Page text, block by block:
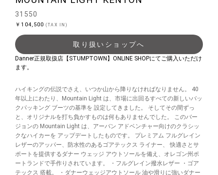
31550
￥104,500(TAX IN)
取り扱いショップへ
Danner正規取扱店【STUMPTOWN】ONLINE SHOPにてご購入いただけ
ます。
ハイキングの伝説でさえ、いつか山から降りなければなりません。 40
年以上にわたり、Mountain Light は、市場に出回るすべての新しいバッ
クパッキング ブーツの基準を 設定してきました。 そしてその間ずっ
と、オリジナルを打ち負かすものは何もありませんでした。 このバー
ジョンの Mountain Light は、アーバン アドベンチャー向けのクラシッ
クなハイカーを アップデートしたものです。 プレミアム フルグレイン
レザーのアッパー、防水性のあるゴアテックス ライナー、 快適さとサ
ポートを提供するダナー ウェッジ アウトソールを備え、オレゴン州ポ
ートランドで手作りされています。 ・フルグレイン撥水レザー ・ゴア
テックス 搭載。 ・ダナーウェッジアウトソール 油や滑りに強いダナー